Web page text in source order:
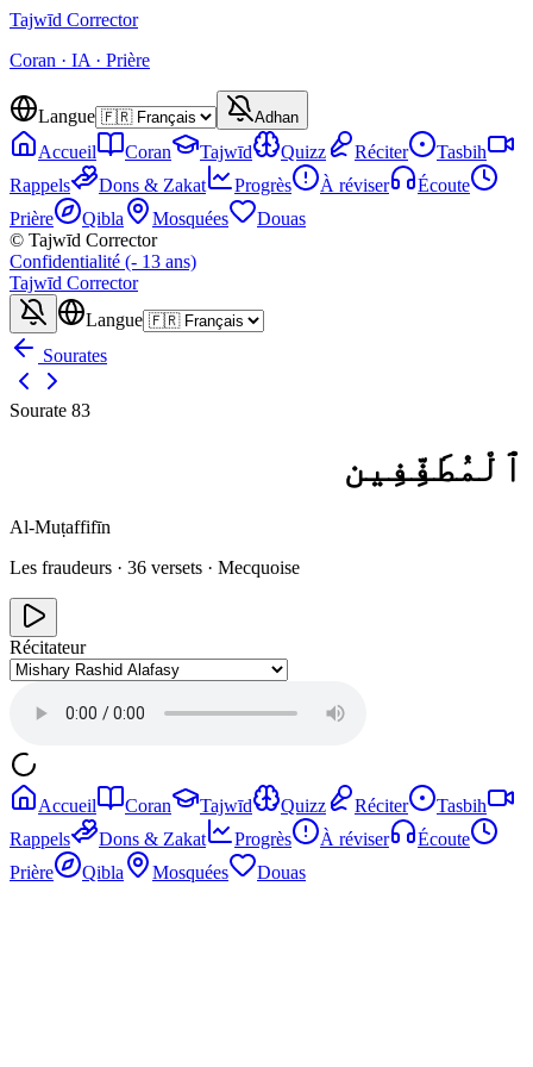
Tajwīd Corrector
Coran · IA · Prière
Langue Adhan
Accueil Coran Tajwīd Quizz Réciter
Tasbih
Rappels
Dons & Zakat Progrès À réviser
Écoute
Prière
Qibla Mosquées
Douas
© Tajwīd Corrector
Confidentialité (- 13 ans)
Tajwīd Corrector
Langue
Sourates
Sourate 83
ٱلْمُطَفِّفِين
Al-Muṭaffifīn
Les fraudeurs · 36 versets · Mecquoise
Récitateur
Accueil Coran Tajwīd Quizz Réciter
Tasbih
Rappels
Dons & Zakat Progrès À réviser
Écoute
Prière
Qibla Mosquées Douas